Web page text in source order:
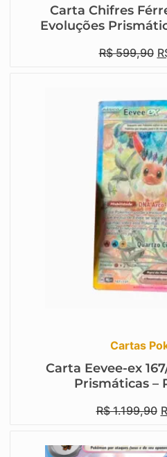
Carta Chifres
Evoluções
R$599,90
Cartas
Carta Eevee-ex
Prismáticas –
R$1.199,90